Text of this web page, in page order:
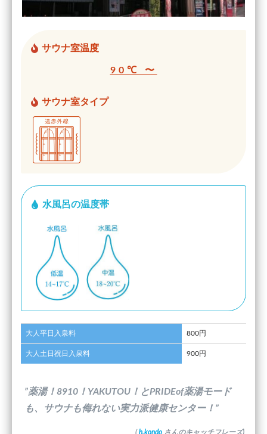
サウナ室温度
90℃ 〜
サウナ室タイプ
水風呂の温度帯
大人平日入泉料 800円
大人土日祝日入泉料 900円
”薬湯！8910！YAKUTOU！とPRIDEof薬湯モード
も、サウナも侮れない実力派健康センター！”
( h.kondo さんのキャッチフレーズ)